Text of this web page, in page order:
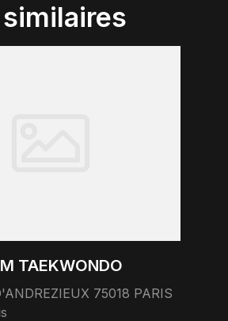
TAEKWONDO
75018 PARIS